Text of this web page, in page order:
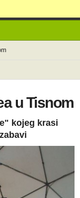
u Tisnom
kojeg krasi